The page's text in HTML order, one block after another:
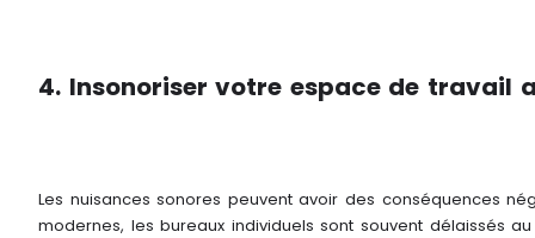
4. Insonoriser votre espace de travail
Les nuisances sonores peuvent avoir des conséquences
modernes, les bureaux individuels sont souvent délaissés